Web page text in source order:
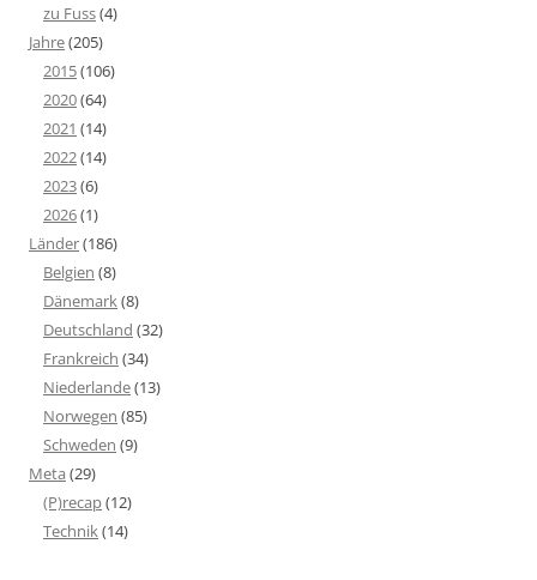
zu Fuss(4)
Jahre(205)
2015(106)
2020(64)
2021 (14)
2022(14)
2023(6)
2026(1)
Länder(186)
Belgien (8)
Dänemark(8)
Deutschland (32)
Frankreich (34)
Niederlande(13)
Norwegen (85)
Schweden (9)
Meta (29)
(P)recap(12)
Technik(14)